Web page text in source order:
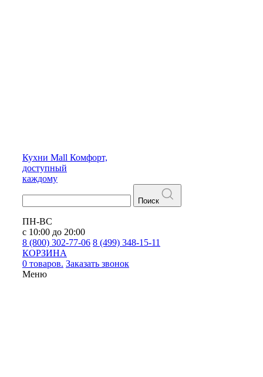
Кухни Mall Комфорт,
доступный
каждому
Поиск
ПН-ВС
с 10:00 до 20:00
8 (800) 302-77-06 8 (499) 348-15-11
КОРЗИНА
0 товаров. Заказать звонок
Меню